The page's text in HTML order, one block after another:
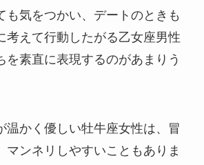
も気をつかい、デートのときも
考えて行動したがる乙女座男性
を素直に表現するのがあまりう
温かく優しい牡牛座女性は、冒
マンネリしやすいこともありま